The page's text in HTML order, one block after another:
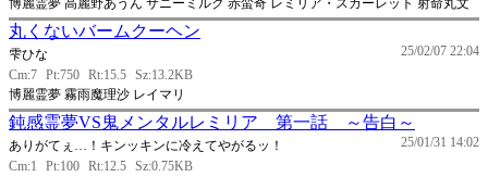
博麗霊夢 高麗野あうん サニーミルク 赤蛮奇 レミリア・スカーレット 射命丸文
丸くないバームクーヘン
25/02/07 22:04
雫ひな
Cm:7 Pt:750 Rt:15.5 Sz:13.2KB
博麗霊夢 霧雨魔理沙 レイマリ
鈍感霊夢VS鬼メンタルレミリア 第一話 ～告白～
25/01/31 14:02
ありがてぇ…！キンッキンに冷えてやがるッ！
Cm:1
Pt:100 Rt:12.5 Sz:0.75KB